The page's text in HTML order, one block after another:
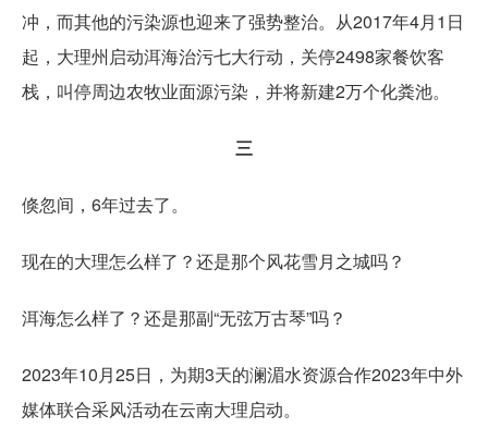
冲，而其他的污染源也迎来了强势整治。从2017年4月1日
起，大理州启动洱海治污七大行动，关停2498家餐饮客
栈，叫停周边农牧业面源污染，并将新建2万个化粪池。
三
倏忽间，6年过去了。
现在的大理怎么样了？还是那个风花雪月之城吗？
洱海怎么样了？还是那副“无弦万古琴”吗？
2023年10月25日，为期3天的澜湄水资源合作2023年中外
媒体联合采风活动在云南大理启动。